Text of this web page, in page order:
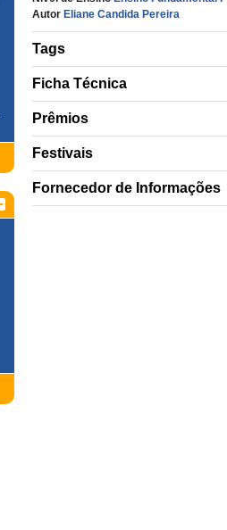
Autor Eliane Candida Pereira
Tags
Ficha Técnica
Prêmios
Festivais
Fornecedor de Informações